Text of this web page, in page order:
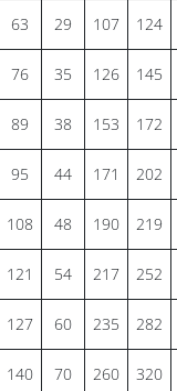
63 29 107 124
76 35 126 145
89 38 153 172
95 44 171 202
108 48 190 219
121 54 217 252
127 60 235 282
140 70 260 320